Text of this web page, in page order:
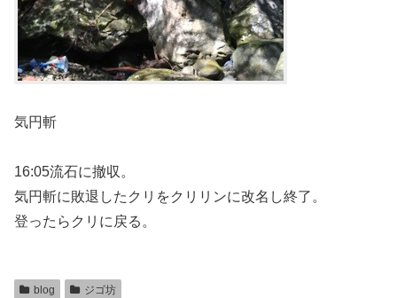
気円斬
16:05流石に撤収。
気円斬に敗退したクリをクリリンに改名し終了。
登ったらクリに戻る。
blog ジゴ坊